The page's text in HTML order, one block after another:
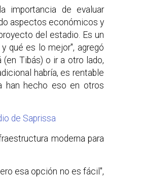
importancia de evaluar
aspectos económicos y
del estadio. Es un
qué es lo mejor", agregó
Tibás) o ir a otro lado,
habría, es rentable
han hecho eso en otros
de Saprissa
moderna para
esa opción no es fácil",